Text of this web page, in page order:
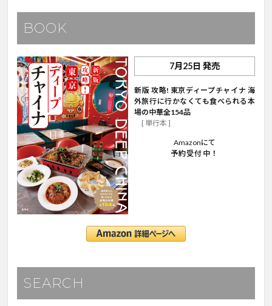
BOOK
7月25日 発売
新版 攻略! 東京ディープチャイナ 海
外旅行に行かなくても食べられる本
場の中華全154品
[ 単行本 ]
Amazonにて
予約受付中！
SEARCH